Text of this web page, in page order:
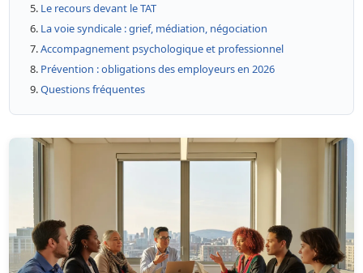
Le recours devant le TAT
La voie syndicale : grief, médiation, négociation
Accompagnement psychologique et professionnel
Prévention : obligations des employeurs en 2026
Questions fréquentes